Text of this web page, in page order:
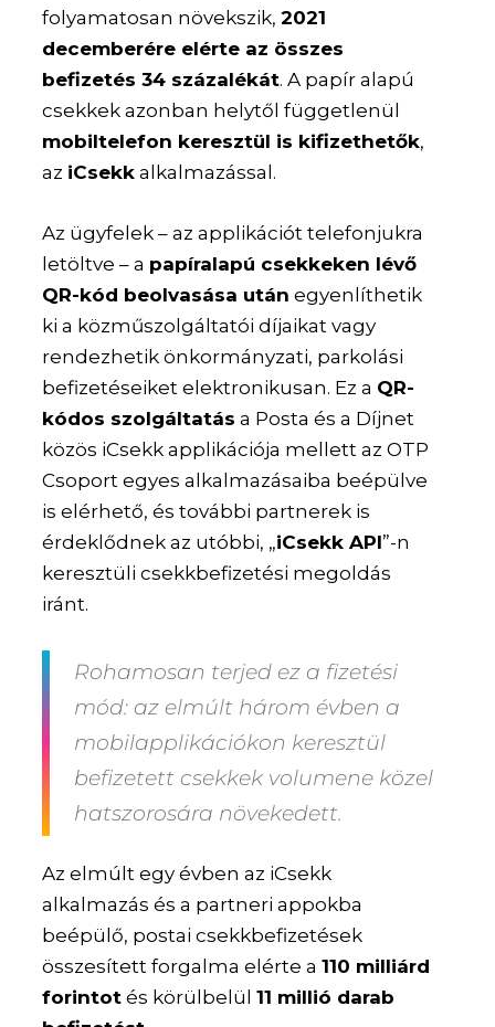
folyamatosan növekszik,2021
decemberére elérte az összes
befizetés 34 százalékát. A papír alapú
csekkek azonban helytől függetlenül
mobiltelefon keresztül is kifizethetők,
az iCsekk alkalmazással.
Az ügyfelek – az applikációt telefonjukra
letöltve – a papíralapú csekkeken lévő
QR-kód beolvasása után egyenlíthetik
ki a közműszolgáltatói díjaikat vagy
rendezhetik önkormányzati, parkolási
befizetéseiket elektronikusan. Ez a QR-
kódos szolgáltatás a Posta és a Díjnet
közös iCsekk applikációja mellett az OTP
Csoport egyes alkalmazásaiba beépülve
is elérhető, és további partnerek is
érdeklődnek az utóbbi, „iCsekk API”-n
keresztüli csekkbefizetési megoldás
iránt.
Rohamosan terjed ez a fizetési
mód: az elmúlt három évben a
mobilapplikációkon keresztül
befizetett csekkek volumene közel
hatszorosára növekedett.
Az elmúlt egy évben az iCsekk
alkalmazás és a partneri appokba
beépülő, postai csekkbefizetések
összesített forgalma elérte a110 milliárd
forintot és körülbelül11 millió darab